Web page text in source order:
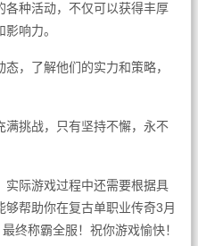
各种活动，不仅可以获得丰厚
响力。
，了解他们的实力和策略，
满挑战，只有坚持不懈，永不
实际游戏过程中还需要根据具
帮助你在复古单职业传奇3月
终称霸全服！祝你游戏愉快！